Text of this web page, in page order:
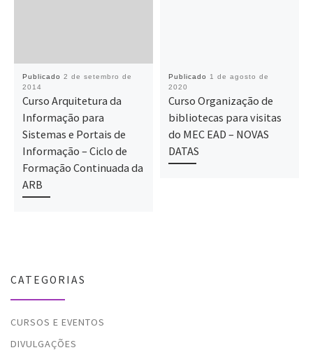
Publicado 2 de setembro de
2014
Curso Arquitetura da
Informação para
Sistemas e Portais de
Informação – Ciclo de
Formação Continuada da
ARB
Publicado
1 de agosto de
2020
Curso Organização de
bibliotecas para visitas
do MEC EAD – NOVAS
DATAS
CATEGORIAS
CURSOS E EVENTOS
DIVULGAÇÕES